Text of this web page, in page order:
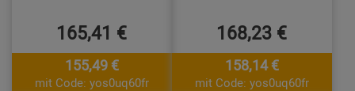
165,41 €
155,49 €
mit Code: yos0uq60fr
168,23 €
158,14 €
mit Code: yos0uq60fr